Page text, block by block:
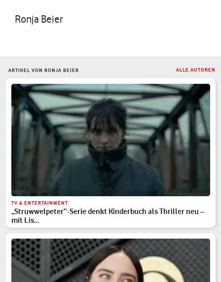
Ronja Beier
ARTIKEL VON RONJA BEIER ALLE AUTOREN
TV & ENTERTAINMENT
„Struwwelpeter“-Serie denkt Kinderbuch als Thriller neu –
mit Lis…